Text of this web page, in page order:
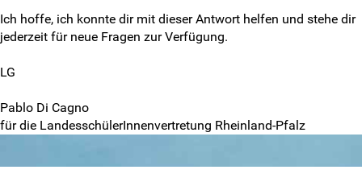
Impressum
Matomo-Opt-Out
Ich hoffe, ich konnte dir mit dieser Antwort helfen und stehe dir
jederzeit für neue Fragen zur Verfügung.
LG
Pablo Di Cagno
für die LandesschülerInnenvertretung Rheinland-Pfalz